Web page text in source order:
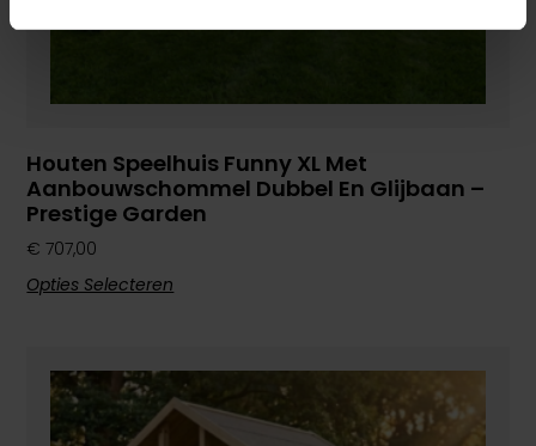
Houten Speelhuis Funny XL Met
Aanbouwschommel Dubbel En Glijbaan –
Prestige Garden
€ 707,00
Opties Selecteren